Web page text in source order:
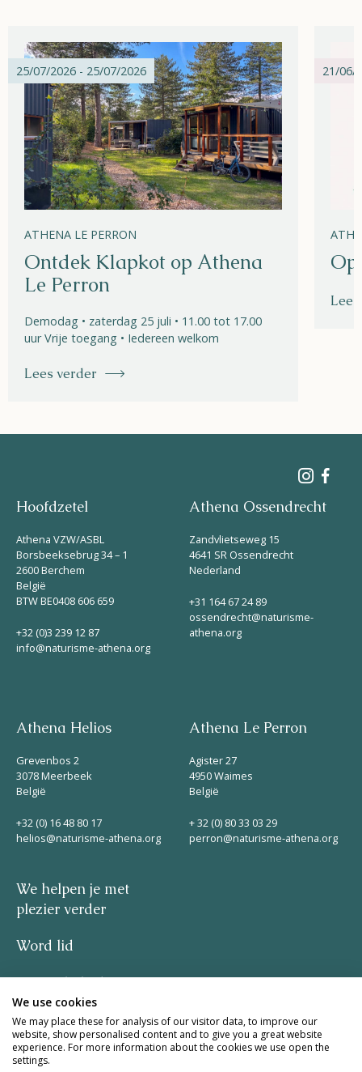
25/07/2026 - 25/07/2026
ATHENA LE PERRON
Ontdek Klapkot op Athena
Le Perron
Demodag • zaterdag 25 juli • 11.00 tot 17.00
uur Vrije toegang • Iedereen welkom
Lees verder
21/06/
Hoofdzetel
Athena VZW/ASBL
Borsbeeksebrug 34 – 1
2600 Berchem
België
BTW BE0408 606 659
+32 (0)3 239 12 87
info@naturisme-athena.org
Athena Ossendrecht
Zandvlietseweg 15
4641 SR Ossendrecht
Nederland
+31 164 67 24 89
ossendrecht@naturisme-
athena.org
Athena Helios
Grevenbos 2
3078 Meerbeek
België
+32 (0) 16 48 80 17
helios@naturisme-athena.org
Athena Le Perron
Agister 27
4950 Waimes
België
+ 32 (0) 80 33 03 29
perron@naturisme-athena.org
We helpen je met
plezier verder
Word lid
Privacybeleid
–
quote by Rosie Haine
We use cookies
We may place these for analysis of our visitor data, to improve our
website, show personalised content and to give you a great website
experience. For more information about the cookies we use open the
settings.